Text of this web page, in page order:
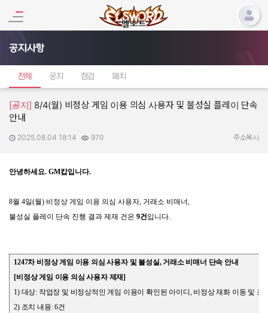
공지사항
전체 공지 점검 패치
[공지] 8/4(월) 비정상 게임 이용 의심 사용자 및 불성실 플레이 단속
안내
작성일:
2025.08.04 18:14
조회수: 970 주소복사
안녕하세요. GM캅입니다.
8월 4일(월) 비정상 게임 이용 의심 사용자, 거래소 비매너,
불성실 플레이 단속 진행 결과 제재 건은 9건입니다.
1247차 비정상 게임 이용 의심 사용자 및 불성실, 거래소 비매너 단속 안내
[비정상 게임 이용 의심 사용자 제재]
1) 대상: 작업장 및 비정상적인 게임 이용이 확인된 아이디 , 비정상 재화 이동 및 조
2) 조치 내용: 6건